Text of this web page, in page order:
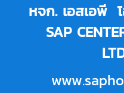
หจก. เอสเอพี
SAP